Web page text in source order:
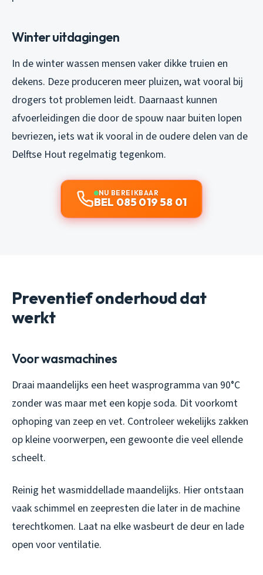
Winter uitdagingen
In de winter wassen mensen vaker dikke truien en
dekens. Deze produceren meer pluizen, wat vooral bij
drogers tot problemen leidt. Daarnaast kunnen
afvoerleidingen die door de spouw naar buiten lopen
bevriezen, iets wat ik vooral in de oudere delen van de
Delftse Hout regelmatig tegenkom.
NU BEREIKBAAR
BEL 085 019 58 01
Preventief onderhoud dat
werkt
Voor wasmachines
Draai maandelijks een heet wasprogramma van 90°C
zonder was maar met een kopje soda. Dit voorkomt
ophoping van zeep en vet. Controleer wekelijks zakken
op kleine voorwerpen, een gewoonte die veel ellende
scheelt.
Reinig het wasmiddellade maandelijks. Hier ontstaan
vaak schimmel en zeepresten die later in de machine
terechtkomen. Laat na elke wasbeurt de deur en lade
open voor ventilatie.